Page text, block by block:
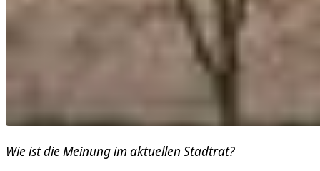
Wie ist die Meinung im aktuellen Stadtrat?